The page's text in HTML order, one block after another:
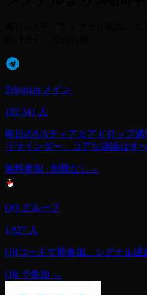
Telegram メイン
102,341 人
毎日のS/Aティアエアドロップ
リマインダー。コアな議論はす
無料参加 · 制限なし→
QQ グループ
1,827 人
QRコードで即参加、シグナル遅
QR で参加 →